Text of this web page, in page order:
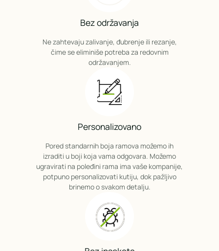
Bez održavanja
Ne zahtevaju zalivanje, đubrenje ili rezanje,
čime se eliminiše potreba za redovnim
održavanjem.
Personalizovano
Pored standarnih boja ramova možemo ih
izraditi u boji koja vama odgovara. Možemo
ugravirati na poleđini rama ima vaše kompanije,
potpuno personalizovati kutiju, dok pažljivo
brinemo o svakom detalju.